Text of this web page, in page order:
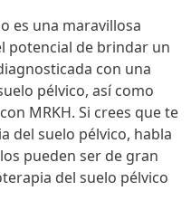
es una maravillosa
potencial de brindar un
con una
pélvico, así como
MRKH. Si crees que te
del suelo pélvico, habla
pueden ser de gran
del suelo pélvico